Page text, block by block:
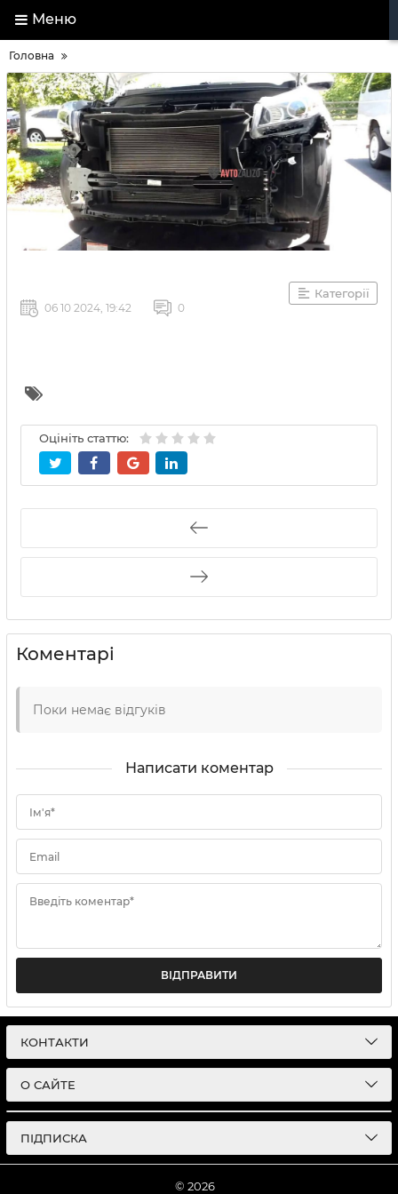
Меню
Головна
Категорії
06 10 2024, 19:42 0
Оцініть статтю:
Коментарі
Поки немає відгуків
Написати коментар
Ім'я*
Email
Введіть коментар*
ВІДПРАВИТИ
КОНТАКТИ
О САЙТЕ
ПІДПИСКА
© 2026